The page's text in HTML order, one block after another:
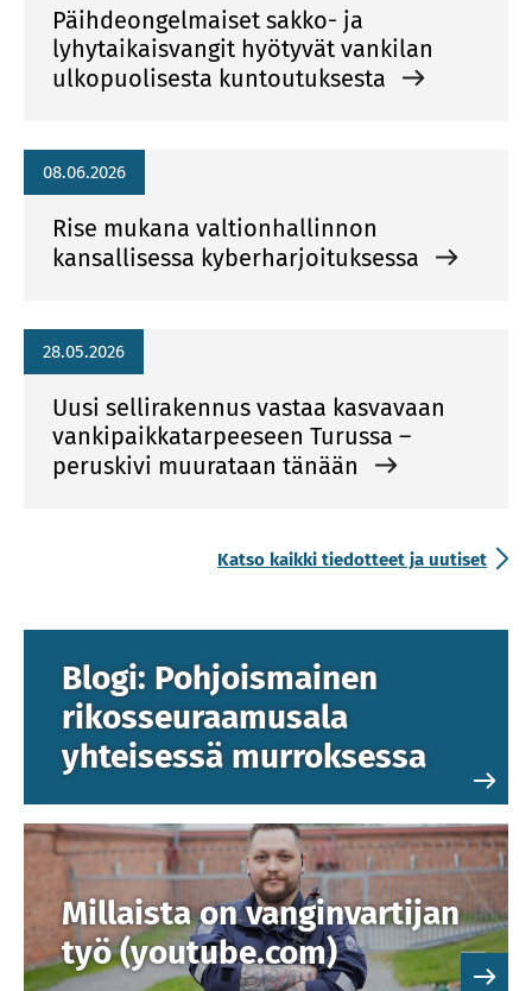
Päihdeongelmaiset sakko- ja
lyhytaikaisvangit hyötyvät vankilan
ulkopuolisesta kuntoutuksesta
08.06.2026
Rise mukana valtionhallinnon
kansallisessa kyberharjoituksessa
28.05.2026
Uusi sellirakennus vastaa kasvavaan
vankipaikkatarpeeseen Turussa –
peruskivi muurataan tänään
Katso kaikki tiedotteet ja uutiset
Blogi: Pohjoismainen
rikosseuraamusala
yhteisessä murroksessa
Millaista on vanginvartijan
työ (youtube.com)